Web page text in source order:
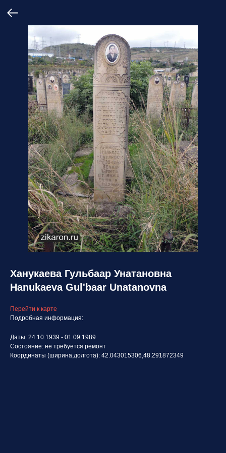
Ханукаева Гульбаар Унатановна
Hanukaeva Gul'baar Unatanovna
Перейти к карте
Подробная информация:
Даты: 24.10.1939 - 01.09.1989
Состояние: не требуется ремонт
Координаты (ширина,долгота): 42.043015306,48.291872349